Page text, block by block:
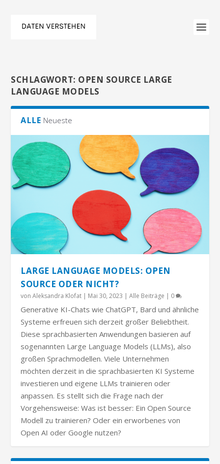
SCHLAGWORT: OPEN SOURCE LARGE
LANGUAGE MODELS
ALLE Neueste
LARGE LANGUAGE MODELS: OPEN
SOURCE ODER NICHT?
vonAleksandra Klofat | Mai 30, 2023 |Alle Beiträge | 0
Generative KI-Chats wie ChatGPT, Bard und ähnliche
Systeme erfreuen sich derzeit großer Beliebtheit.
Diese sprachbasierten Anwendungen basieren auf
sogenannten Large Language Models (LLMs), also
großen Sprachmodellen. Viele Unternehmen
möchten derzeit in die sprachbasierten KI Systeme
investieren und eigene LLMs trainieren oder
anpassen. Es stellt sich die Frage nach der
Vorgehensweise: Was ist besser: Ein Open Source
Modell zu trainieren? Oder ein erworbenes von
Open AI oder Google nutzen?